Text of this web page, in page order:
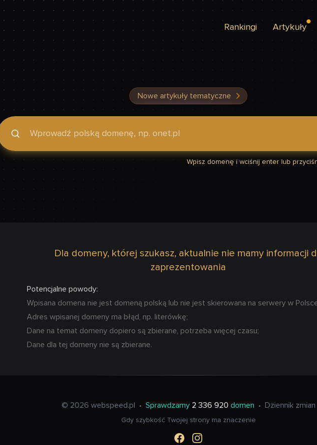
Rankingi Artykuły
Nowe artykuły tematyczne
Podaj domenę, by sprawdzić, czy Twoja strona jest szybka
Wpisz domenę i wciśnij enter lub
Dla domeny, której szukasz, aktualnie nie mamy informacji
zaprezentowania
Potencjalne powody:
Wpisana domena nie jest domeną polską lub nie jest skierowana na serwery w
Adres wpisanej domeny ma błąd, np. literówkę;
Dane na temat domeny dopiero są zbierane, potrzeba więcej czasu;
Dane dla tej domeny nie są zbierane.
© 2026 webspeed.pl • Sprawdzamy 2 336 920 domen • Dziennik zmian
Gdy szybkość Twojej strony ma znaczenie